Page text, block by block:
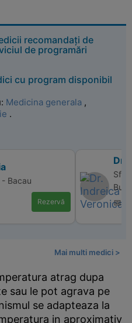
recomandați de
de programări
cu program disponibil
Medicina generala ,
.
Bacau
Rezervă
Dr.
📅
Mai multi medici >
atrag dupa
sau le pot agrava pe
se adapteaza la
in aproximativ